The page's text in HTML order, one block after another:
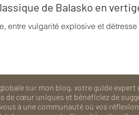
de Balasko en
entre vulgarité explosive et
sur mon blog, votre guide expert
de cœur uniques et bénéficiez de
à une communauté où vos